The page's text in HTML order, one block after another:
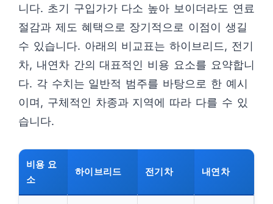
니다. 초기 구입가가 다소 높아 보이더라도 연료
절감과 제도 혜택으로 장기적으로 이점이 생길
수 있습니다. 아래의 비교표는 하이브리드, 전기
차, 내연차 간의 대표적인 비용 요소를 요약합니
다. 각 수치는 일반적 범주를 바탕으로 한 예시
이며, 구체적인 차종과 지역에 따라 다를 수 있
습니다.
비용 요
소
하이브리드 전기차 내연차